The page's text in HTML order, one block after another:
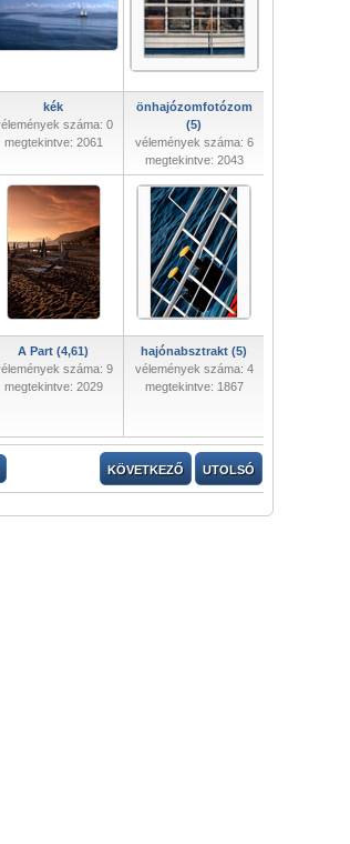
kék
száma: 0
megtekintve: 2061
önhajózomfotózom
(5)
vélemények száma: 6
megtekintve: 2043
A Part (4,61)
száma: 9
megtekintve: 2029
hajónabsztrakt (5)
vélemények száma: 4
megtekintve: 1867
KÖVETKEZŐ UTOLSÓ